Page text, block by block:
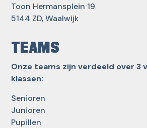
Toon Hermansplein 19
5144 ZD, Waalwijk
TEAMS
Onze teams zijn verdeeld over 3
klassen:
Senioren
Junioren
Pupillen